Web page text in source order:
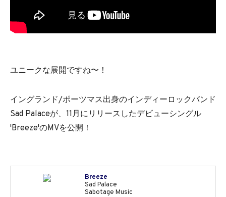
ユニークな展開ですね〜！
イングランド/ポーツマス出身のインディーロックバンド
Sad Palaceが、11月にリリースしたデビューシングル
'Breeze'のMVを公開！
Breeze
Sad Palace
Sabotage Music